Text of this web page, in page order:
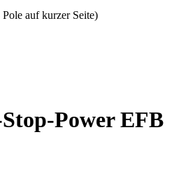
auf kurzer Seite)
Power EFB